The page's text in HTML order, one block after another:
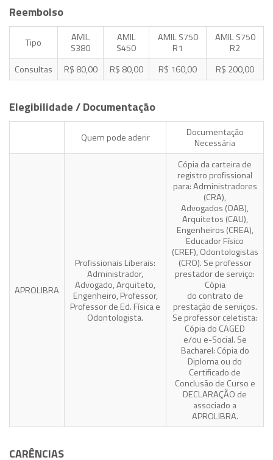
Reembolso
Tipo
AMIL
S380
AMIL
S450
AMIL S750
R1
AMIL S750
R2
Consultas
R$ 80,00 R$ 80,00 R$ 160,00 R$ 200,00
Elegibilidade / Documentação
Quem pode aderir
Documentação
Necessária
APROLIBRA
Profissionais Liberais:
Administrador,
Advogado, Arquiteto,
Engenheiro, Professor,
Professor de Ed. Física e
Odontologista.
Cópia da carteira de
registro profissional
para: Administradores
(CRA),
Advogados (OAB),
Arquitetos (CAU),
Engenheiros (CREA),
Educador Físico
(CREF), Odontologistas
(CRO). Se professor
prestador de serviço:
Cópia
do contrato de
prestação de serviços.
Se professor celetista:
Cópia do CAGED
e/ou e-Social. Se
Bacharel: Cópia do
Diploma ou do
Certificado de
Conclusão de Curso e
DECLARAÇÃO de
associado a
APROLIBRA.
CARÊNCIAS